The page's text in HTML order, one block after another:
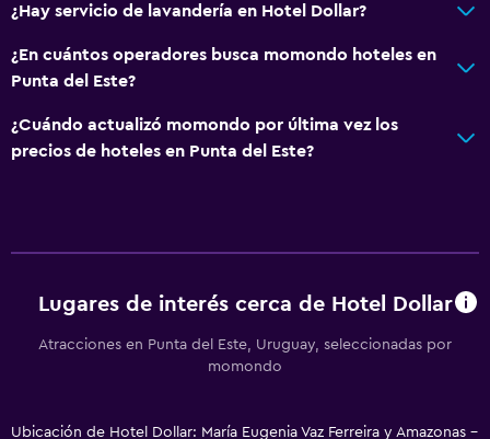
¿Hay servicio de lavandería en Hotel Dollar?
¿En cuántos operadores busca momondo hoteles en
Punta del Este?
¿Cuándo actualizó momondo por última vez los
precios de hoteles en Punta del Este?
Lugares de interés cerca de Hotel Dollar
Atracciones en Punta del Este, Uruguay, seleccionadas por
momondo
Ubicación de Hotel Dollar: María Eugenia Vaz Ferreira y Amazonas -